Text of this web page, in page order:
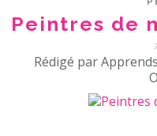
Peintres de
Rédigé par